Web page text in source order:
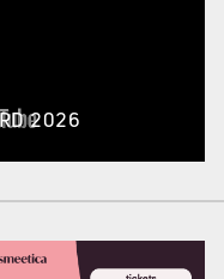
2026